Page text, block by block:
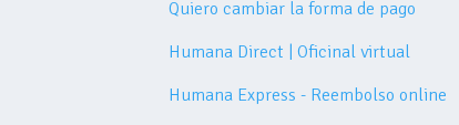
Quiero cambiar la forma de pago
Humana Direct | Oficinal virtual
Humana Express - Reembolso online